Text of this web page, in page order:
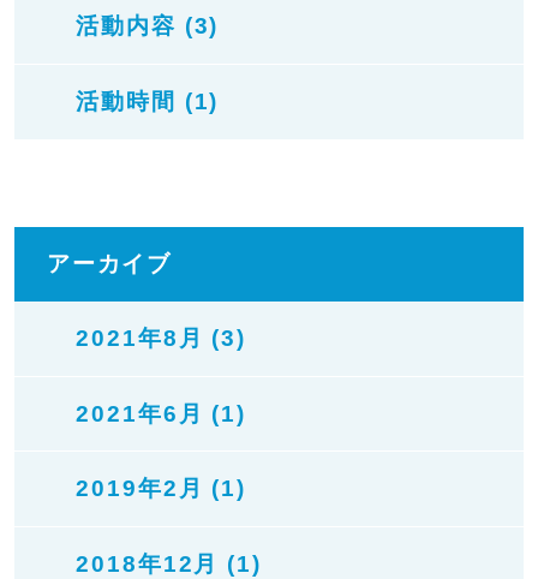
活動内容 (3)
活動時間 (1)
アーカイブ
2021年8月 (3)
2021年6月 (1)
2019年2月 (1)
2018年12月 (1)